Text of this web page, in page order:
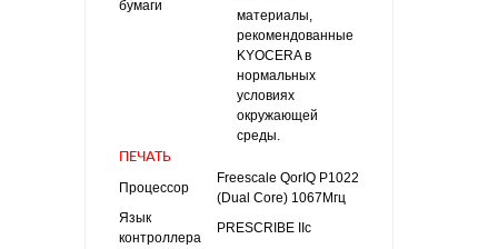
бумаги
материалы,
рекомендованные
KYOCERA в
нормальных
условиях
окружающей
среды.
ПЕЧАТЬ
Процессор
Freescale QorIQ P1022
(Dual Core) 1067Мгц
Язык
контроллера
PRESCRIBE IIc